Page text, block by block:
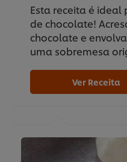
Esta receita é
de chocolate!
chocolate e
uma sobremesa
Ver Receita